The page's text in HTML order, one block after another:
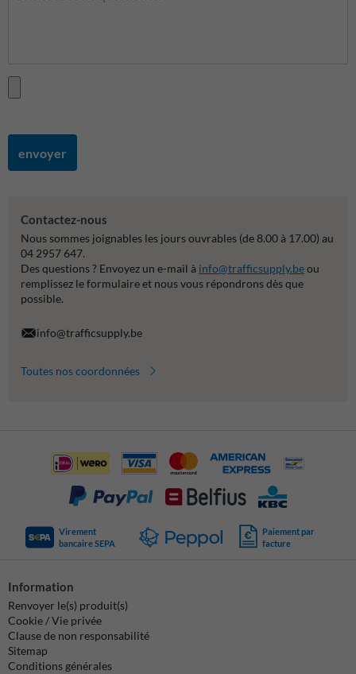
envoyer
Contactez-nous
Nous sommes joignables les jours ouvrables (de 8.00 à 17.00) au
04 2957 647.
Des questions ? Envoyez un e-mail à info@trafficsupply.beou
remplissez le formulaire et nous vous répondrons dès que
possible.
info@trafficsupply.be
Toutes nos coordonnées
Virement
bancaire SEPA
Paiement par
facture
Information
Renvoyer le(s) produit(s)
Cookie / Vie privée
Clause de non responsabilité
Sitemap
Conditions générales